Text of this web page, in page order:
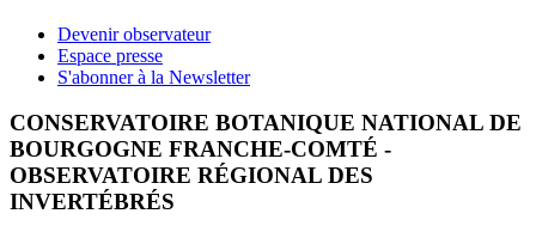
Devenir observateur
Espace presse
S'abonner à la Newsletter
CONSERVATOIRE BOTANIQUE NATIONAL DE
BOURGOGNE FRANCHE-COMTÉ -
OBSERVATOIRE RÉGIONAL DES
INVERTÉBRÉS